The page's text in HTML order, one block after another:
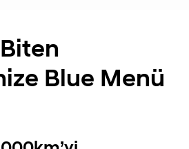
Blue Menü